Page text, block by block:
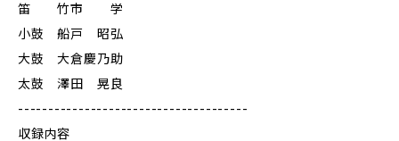
笛 竹市 学
小鼓 船戸 昭弘
大鼓 大倉慶乃助
太鼓 澤田 晃良
--------------------------------------
収録内容